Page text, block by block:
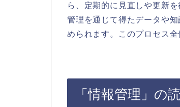
ら、定期的に見直しや更新
管理を通じて得たデータや
められます。このプロセス
「情報管理」の